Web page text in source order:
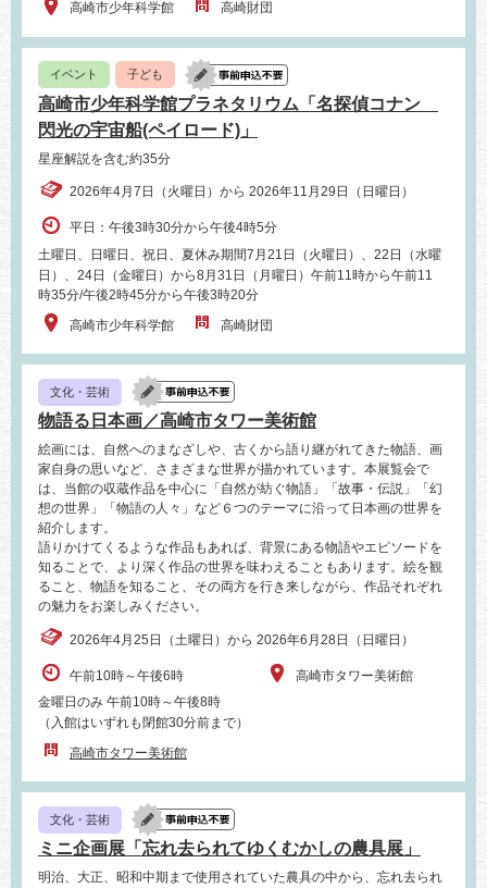
高崎市少年科学館 高崎財団
イベント 子ども
高崎市少年科学館プラネタリウム「名探偵コナン
閃光の宇宙船(ペイロード)」
星座解説を含む約35分
2026年4月7日（火曜日）から 2026年11月29日（日曜日）
平日：午後3時30分から午後4時5分
土曜日、日曜日、祝日、夏休み期間7月21日（火曜日）、22日（水曜
日）、24日（金曜日）から8月31日（月曜日）午前11時から午前11
時35分/午後2時45分から午後3時20分
高崎市少年科学館
高崎財団
文化・芸術
物語る日本画／高崎市タワー美術館
絵画には、自然へのまなざしや、古くから語り継がれてきた物語、画
家自身の思いなど、さまざまな世界が描かれています。本展覧会で
は、当館の収蔵作品を中心に「自然が紡ぐ物語」「故事・伝説」「幻
想の世界」「物語の人々」など６つのテーマに沿って日本画の世界を
紹介します。
語りかけてくるような作品もあれば、背景にある物語やエピソードを
知ることで、より深く作品の世界を味わえることもあります。絵を観
ること、物語を知ること、その両方を行き来しながら、作品それぞれ
の魅力をお楽しみください。
2026年4月25日（土曜日）から 2026年6月28日（日曜日）
午前10時～午後6時
金曜日のみ 午前10時～午後8時
（入館はいずれも閉館30分前まで）
高崎市タワー美術館
高崎市タワー美術館
文化・芸術
ミニ企画展「忘れ去られてゆくむかしの農具展」
明治、大正、昭和中期まで使用されていた農具の中から、忘れ去られ